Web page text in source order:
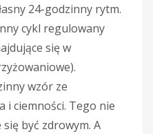
24-godzinny rytm.
cykl regulowany
się w
wzór ze
i ciemności. Tego nie
być zdrowym. A